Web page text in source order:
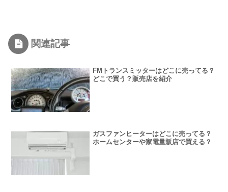
関連記事
FMトランスミッターはどこに売ってる？
どこで買う？販売店を紹介
ガスファンヒーターはどこに売ってる？
ホームセンターや家電量販店で買える？